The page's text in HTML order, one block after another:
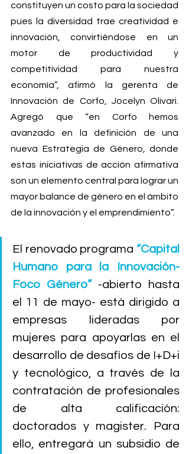
constituyen un costo para la sociedad
pues la diversidad trae creatividad e
innovación, convirtiéndose en un
motor de productividad y
competitividad para nuestra
economía”, afirmó la gerenta de
Innovación de Corfo, Jocelyn Olivari.
Agregó que “en Corfo hemos
avanzado en la definición de una
nueva Estrategia de Género, donde
estas iniciativas de acción afirmativa
son un elemento central para lograr un
mayor balance de género en el ámbito
de la innovación y el emprendimiento”.
El renovado programa “Capital
Humano para la Innovación-
Foco Género” -abierto hasta
el 11 de mayo- está dirigido a
empresas lideradas por
mujeres para apoyarlas en el
desarrollo de desafíos de I+D+i
y tecnológico, a través de la
contratación de profesionales
de alta calificación:
doctorados y magister. Para
ello, entregará un subsidio de